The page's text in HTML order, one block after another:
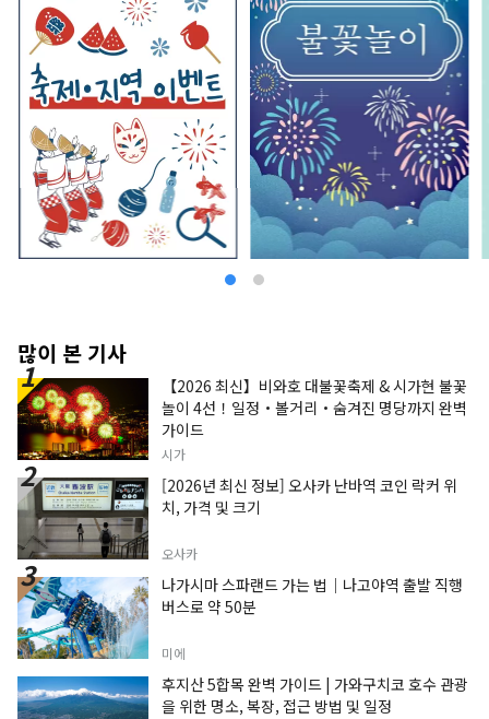
많이 본 기사
【2026 최신】비와호 대불꽃축제 & 시가현 불꽃
놀이 4선！일정・볼거리・숨겨진 명당까지 완벽
가이드
시가
[2026년 최신 정보] 오사카 난바역 코인 락커 위
치, 가격 및 크기
오사카
나가시마 스파랜드 가는 법｜나고야역 출발 직행
버스로 약 50분
미에
후지산 5합목 완벽 가이드 | 가와구치코 호수 관광
을 위한 명소, 복장, 접근 방법 및 일정